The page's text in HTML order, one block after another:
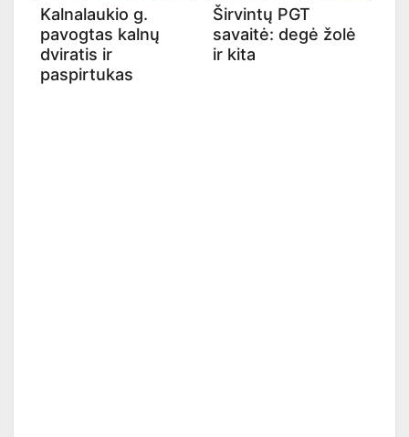
Kalnalaukio g.
pavogtas kalnų
dviratis ir
paspirtukas
Širvintų PGT
savaitė: degė žolė
ir kita